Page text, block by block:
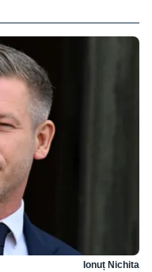
Ionuț Nichita